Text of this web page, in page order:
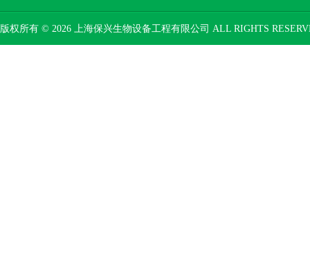
版权所有 © 2026 上海保兴生物设备工程有限公司 ALL RIGHTS